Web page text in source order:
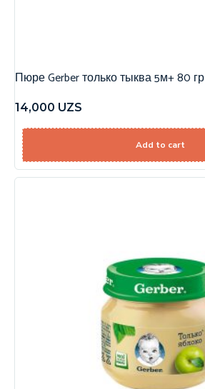
Пюре Gerber только тыква 5м+ 80 гр
14,000 UZS
Add to cart